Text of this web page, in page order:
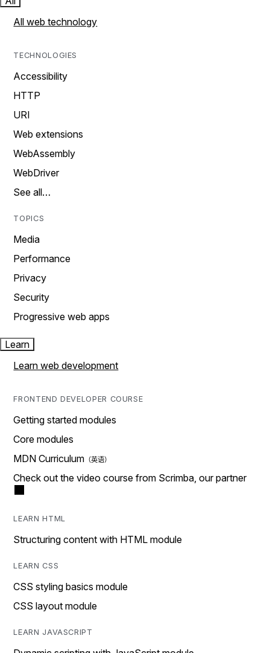
All web technology
TECHNOLOGIES
Accessibility
HTTP
URI
Web extensions
WebAssembly
WebDriver
See all…
TOPICS
Media
Performance
Privacy
Security
Progressive web apps
Learn
Learn web development
FRONTEND DEVELOPER COURSE
Getting started modules
Core modules
MDN Curriculum
Check out the video course from Scrimba, our partner
LEARN HTML
Structuring content with HTML module
LEARN CSS
CSS styling basics module
CSS layout module
LEARN JAVASCRIPT